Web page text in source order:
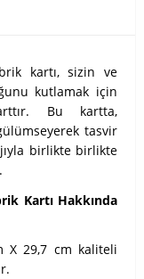
kartı, sizin ve
kutlamak için
Bu kartta,
tasvir
birlikte birlikte
Kartı Hakkında
X 29,7 cm kaliteli